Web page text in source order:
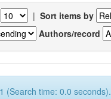
| Sort items by
Authors/record
(Search time: 0.0 seconds).